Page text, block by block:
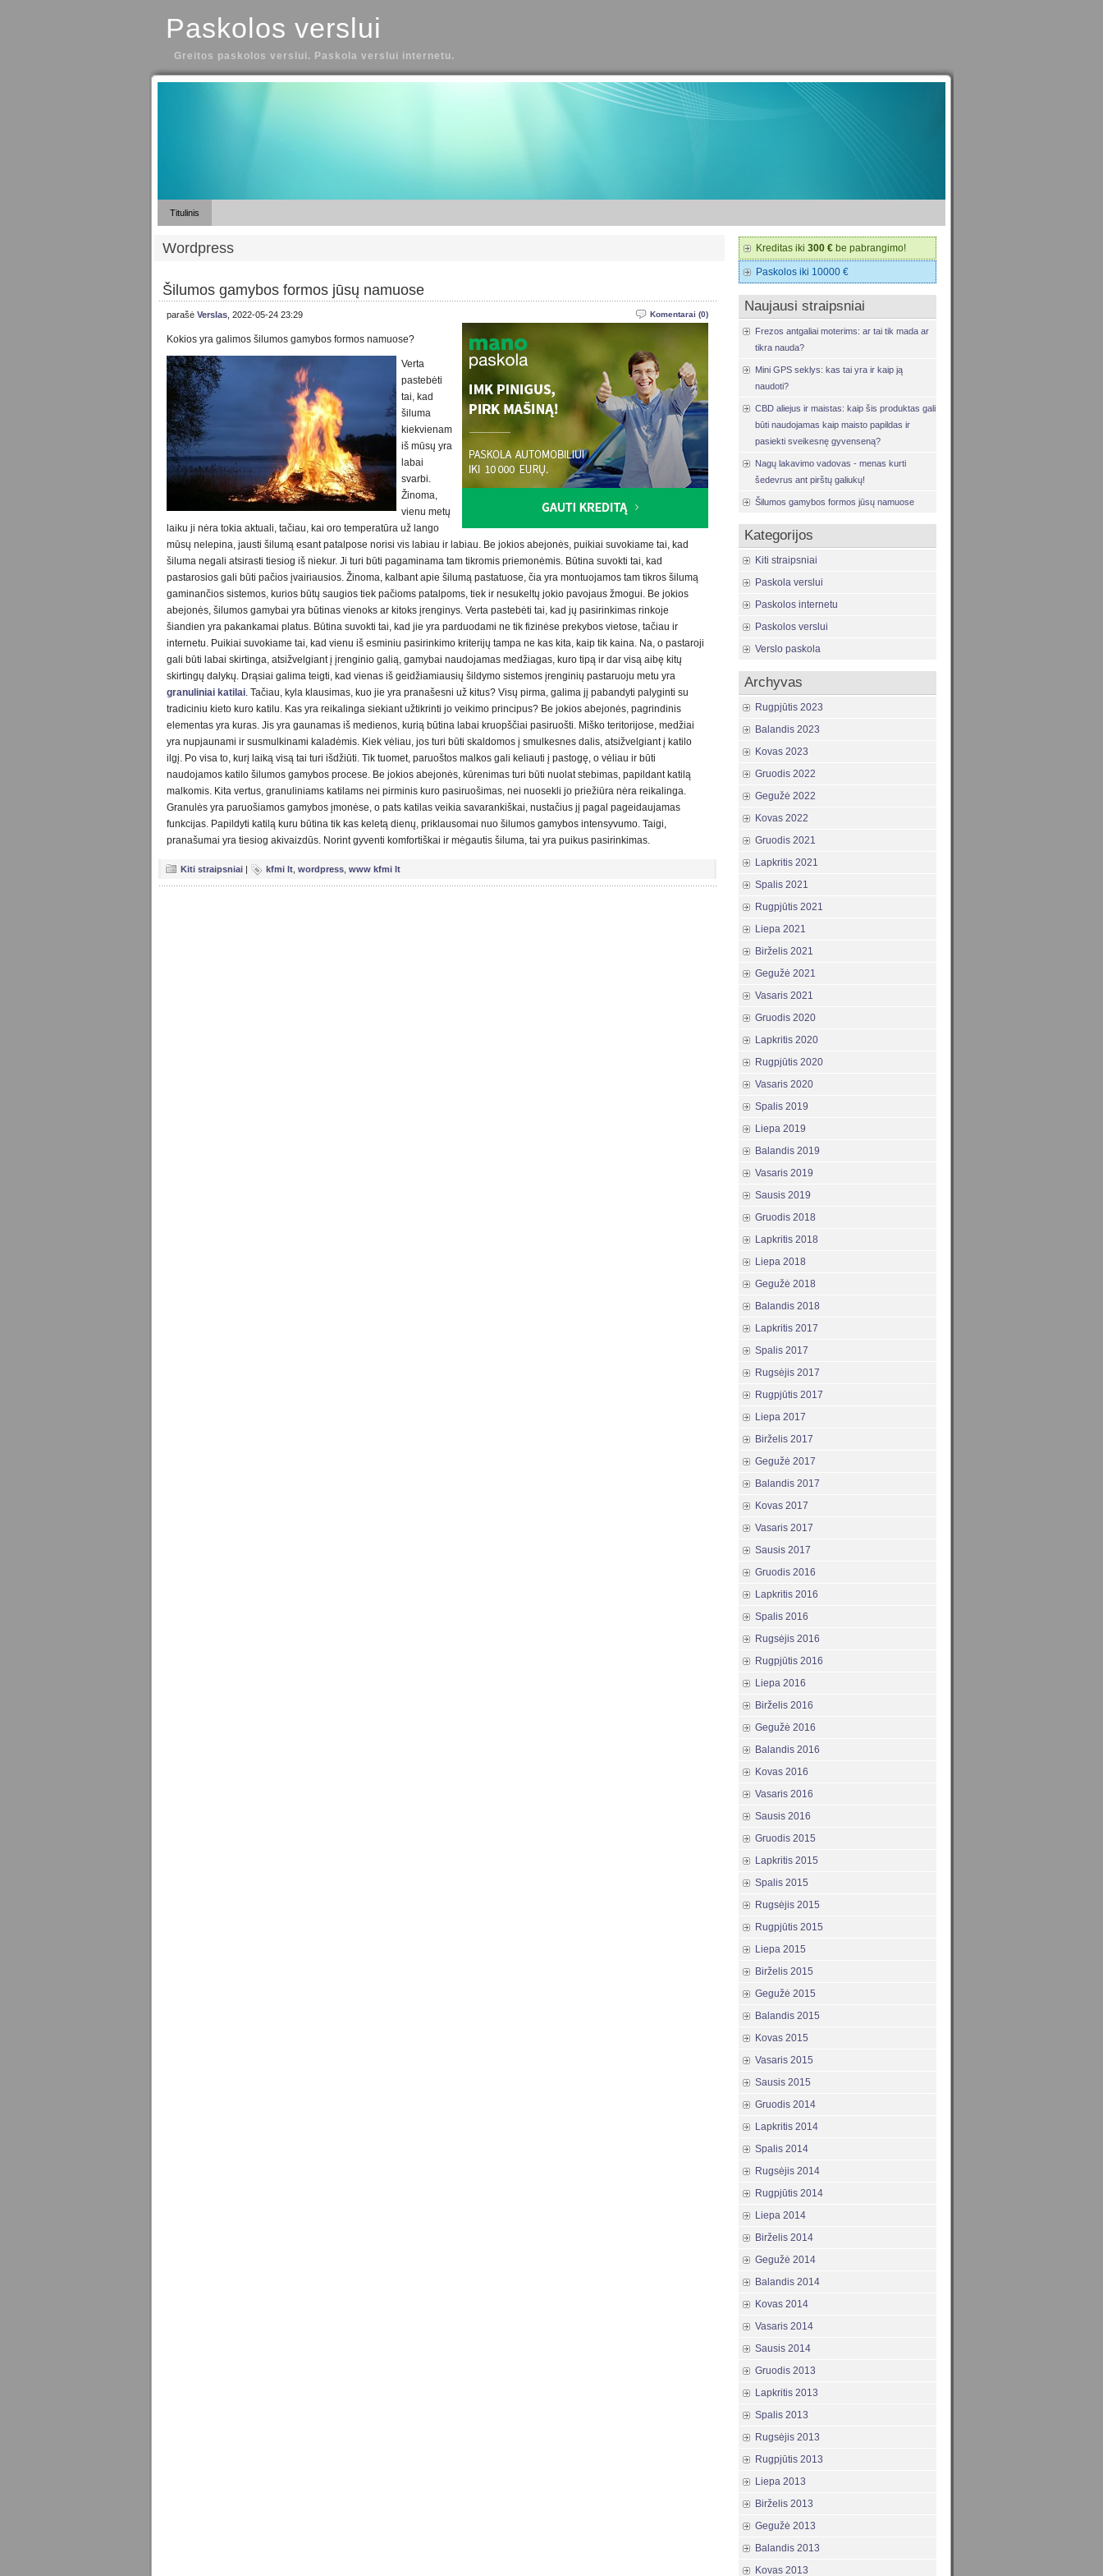
Paskolos verslui
Greitos paskolos verslui. Paskola verslui internetu.
Titulinis
Wordpress
Šilumos gamybos formos jūsų namuose
Komentarai (0)
parašė Verslas , 2022-05-24 23:29
Kokios yra galimos šilumos gamybos formos namuose?
Verta
pastebėti
tai, kad
šiluma
kiekvienam
iš mūsų yra
labai
svarbi.
Žinoma,
vienu metų
laiku ji nėra tokia aktuali, tačiau, kai oro temperatūra už lango
mūsų nelepina, jausti šilumą esant patalpose norisi vis labiau ir labiau. Be jokios abejonės, puikiai suvokiame tai, kad
šiluma negali atsirasti tiesiog iš niekur. Ji turi būti pagaminama tam tikromis priemonėmis. Būtina suvokti tai, kad
pastarosios gali būti pačios įvairiausios. Žinoma, kalbant apie šilumą pastatuose, čia yra montuojamos tam tikros šilumą
gaminančios sistemos, kurios būtų saugios tiek pačioms patalpoms, tiek ir nesukeltų jokio pavojaus žmogui. Be jokios
abejonės, šilumos gamybai yra būtinas vienoks ar kitoks įrenginys. Verta pastebėti tai, kad jų pasirinkimas rinkoje
šiandien yra pakankamai platus. Būtina suvokti tai, kad jie yra parduodami ne tik fizinėse prekybos vietose, tačiau ir
internetu. Puikiai suvokiame tai, kad vienu iš esminiu pasirinkimo kriterijų tampa ne kas kita, kaip tik kaina. Na, o pastaroji
gali būti labai skirtinga, atsižvelgiant į įrenginio galią, gamybai naudojamas medžiagas, kuro tipą ir dar visą aibę kitų
skirtingų dalykų. Drąsiai galima teigti, kad vienas iš geidžiamiausių šildymo sistemos įrenginių pastaruoju metu yra
granuliniai katilai. Tačiau, kyla klausimas, kuo jie yra pranašesni už kitus? Visų pirma, galima jį pabandyti palyginti su
tradiciniu kieto kuro katilu. Kas yra reikalinga siekiant užtikrinti jo veikimo principus? Be jokios abejonės, pagrindinis
elementas yra kuras. Jis yra gaunamas iš medienos, kurią būtina labai kruopščiai pasiruošti. Miško teritorijose, medžiai
yra nupjaunami ir susmulkinami kaladėmis. Kiek vėliau, jos turi būti skaldomos į smulkesnes dalis, atsižvelgiant į katilo
ilgį. Po visa to, kurį laiką visą tai turi išdžiūti. Tik tuomet, paruoštos malkos gali keliauti į pastogę, o vėliau ir būti
naudojamos katilo šilumos gamybos procese. Be jokios abejonės, kūrenimas turi būti nuolat stebimas, papildant katilą
malkomis. Kita vertus, granuliniams katilams nei pirminis kuro pasiruošimas, nei nuosekli jo priežiūra nėra reikalinga.
Granulės yra paruošiamos gamybos įmonėse, o pats katilas veikia savarankiškai, nustačius jį pagal pageidaujamas
funkcijas. Papildyti katilą kuru būtina tik kas keletą dienų, priklausomai nuo šilumos gamybos intensyvumo. Taigi,
pranašumai yra tiesiog akivaizdūs. Norint gyventi komfortiškai ir mėgautis šiluma, tai yra puikus pasirinkimas.
Kiti straipsniai kfmi lt wordpress www kfmi lt
Kreditas iki 300 € be pabrangimo!
Paskolos iki 10000 €
Naujausi straipsniai
Frezos antgaliai moterims: ar tai tik mada ar
tikra nauda?
Mini GPS seklys: kas tai yra ir kaip ją
naudoti?
CBD aliejus ir maistas: kaip šis produktas gali
būti naudojamas kaip maisto papildas ir
pasiekti sveikesnę gyvenseną?
Nagų lakavimo vadovas - menas kurti
šedevrus ant pirštų galiukų!
Šilumos gamybos formos jūsų namuose
Kategorijos
Kiti straipsniai
Paskola verslui
Paskolos internetu
Paskolos verslui
Verslo paskola
Archyvas
Rugpjūtis 2023
Balandis 2023
Kovas 2023
Gruodis 2022
Gegužė 2022
Kovas 2022
Gruodis 2021
Lapkritis 2021
Spalis 2021
Rugpjūtis 2021
Liepa 2021
Birželis 2021
Gegužė 2021
Vasaris 2021
Gruodis 2020
Lapkritis 2020
Rugpjūtis 2020
Vasaris 2020
Spalis 2019
Liepa 2019
Balandis 2019
Vasaris 2019
Sausis 2019
Gruodis 2018
Lapkritis 2018
Liepa 2018
Gegužė 2018
Balandis 2018
Lapkritis 2017
Spalis 2017
Rugsėjis 2017
Rugpjūtis 2017
Liepa 2017
Birželis 2017
Gegužė 2017
Balandis 2017
Kovas 2017
Vasaris 2017
Sausis 2017
Gruodis 2016
Lapkritis 2016
Spalis 2016
Rugsėjis 2016
Rugpjūtis 2016
Liepa 2016
Birželis 2016
Gegužė 2016
Balandis 2016
Kovas 2016
Vasaris 2016
Sausis 2016
Gruodis 2015
Lapkritis 2015
Spalis 2015
Rugsėjis 2015
Rugpjūtis 2015
Liepa 2015
Birželis 2015
Gegužė 2015
Balandis 2015
Kovas 2015
Vasaris 2015
Sausis 2015
Gruodis 2014
Lapkritis 2014
Spalis 2014
Rugsėjis 2014
Rugpjūtis 2014
Liepa 2014
Birželis 2014
Gegužė 2014
Balandis 2014
Kovas 2014
Vasaris 2014
Sausis 2014
Gruodis 2013
Lapkritis 2013
Spalis 2013
Rugsėjis 2013
Rugpjūtis 2013
Liepa 2013
Birželis 2013
Gegužė 2013
Balandis 2013
Kovas 2013